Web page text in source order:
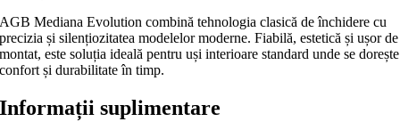
AGB Mediana Evolution combină tehnologia clasică de închidere cu
precizia și silențiozitatea modelelor moderne. Fiabilă, estetică și ușor de
montat, este soluția ideală pentru uși interioare standard unde se dorește
confort și durabilitate în timp.
Informații suplimentare